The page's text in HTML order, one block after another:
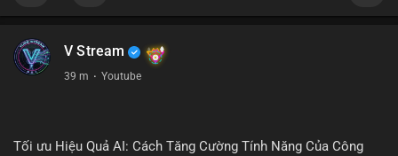
V Stream
39 m · Youtube
Tối ưu Hiệu Quả AI: Cách Tăng Cường Tính Năng Của Công